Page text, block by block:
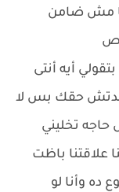
مش ضامن
أيه أنتى
حقك بس لا
حاجه تخليني
علاقتنا باظت
وأنا لو